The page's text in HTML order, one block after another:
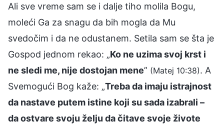
Ali sve vreme sam se i dalje tiho molila Bogu,
moleći Ga za snagu da bih mogla da Mu
svedočim i da ne odustanem. Setila sam se šta je
Gospod jednom rekao: „Ko ne uzima svoj krst i
ne sledi me, nije dostojan mene” (Matej 10:38). A
Svemogući Bog kaže: „Treba da imaju istrajnost
da nastave putem istine koji su sada izabrali –
da ostvare svoju želju da čitave svoje živote